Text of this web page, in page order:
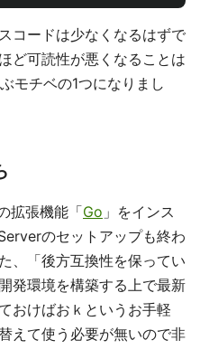
コードは少なくなるはずで
ど可読性が悪くなることは
モチベの1つになりまし
拡張機能「Go 」をインス
のセットアップも終わ
、「後方互換性を保ってい
発環境を構築する上で最新
おけばおｋというお手軽
えて使う必要が無いので非